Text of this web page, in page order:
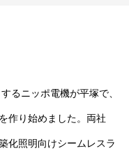
るニッポ電機が平塚で、
作り始めました。両社
化照明向けシームレスラ